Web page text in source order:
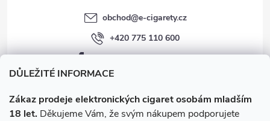
DŮLEŽITÉ INFORMACE
Zákaz prodeje elektronických cigaret osobám mladším
18 let. Děkujeme Vám, že svým nákupem podporujete
obchod@e-cigarety.cz
+420 775 110 600
facebook.com/e-cigarety.cz